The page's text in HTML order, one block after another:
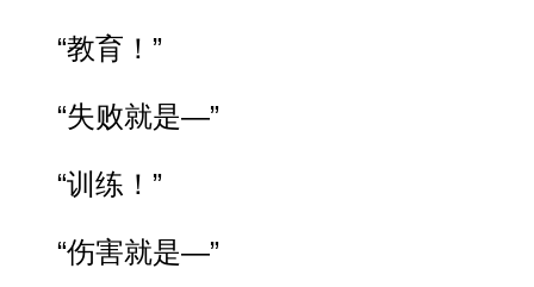
“教育！”
“失败就是—”
“训练！”
“伤害就是—”